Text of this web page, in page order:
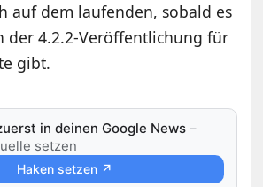
auf dem laufenden, sobald es
der 4.2.2-Veröffentlichung für
gibt.
in deinen Google News –
setzen
Haken setzen ↗